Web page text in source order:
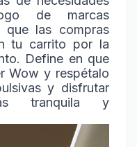
de marcas
que las compras
tu carrito por la
Define en que
Wow y respétalo
y disfrutar
tranquila y